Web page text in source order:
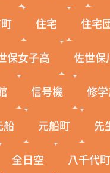
住宅 住宅
保女子高 佐世保
信号機 修
船 元船町 先
全日空 八千代町